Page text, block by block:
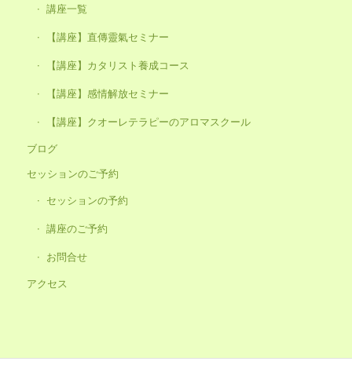
講座一覧
【講座】直傳靈氣セミナー
【講座】カタリスト養成コース
【講座】感情解放セミナー
【講座】クオーレテラピーのアロマスクール
ブログ
セッションのご予約
セッションの予約
講座のご予約
お問合せ
アクセス